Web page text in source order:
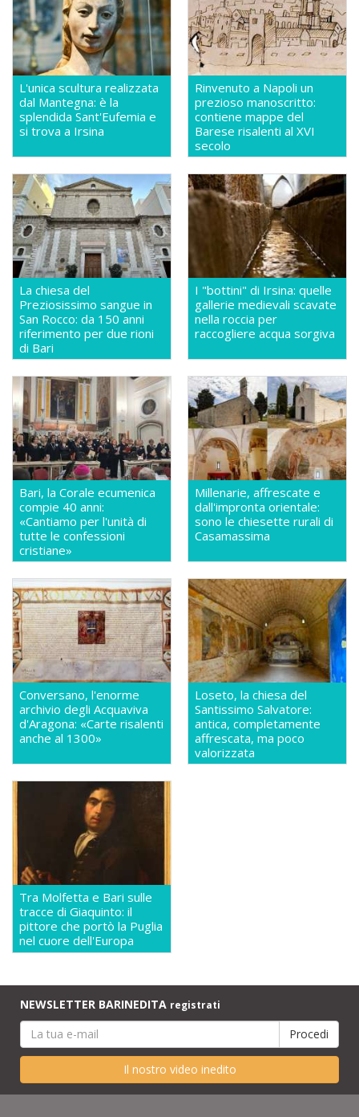
L'unica scultura realizzata
dal Mantegna: è la
splendida Sant'Eufemia e
si trova a Irsina
Rinvenuto a Napoli un
prezioso manoscritto:
contiene mappe del
Barese risalenti al XVI
secolo
La chiesa del
Preziosissimo sangue in
San Rocco: da 150 anni
riferimento per due rioni
di Bari
I "bottini" di Irsina: quelle
gallerie medievali scavate
nella roccia per
raccogliere acqua sorgiva
Bari, la Corale ecumenica
compie 40 anni:
«Cantiamo per l'unità di
tutte le confessioni
cristiane»
Millenarie, affrescate e
dall'impronta orientale:
sono le chiesette rurali di
Casamassima
Conversano, l'enorme
archivio degli Acquaviva
d'Aragona: «Carte risalenti
anche al 1300»
Loseto, la chiesa del
Santissimo Salvatore:
antica, completamente
affrescata, ma poco
valorizzata
Tra Molfetta e Bari sulle
tracce di Giaquinto: il
pittore che portò la Puglia
nel cuore dell'Europa
NEWSLETTER BARINEDITA registrati
Il nostro video inedito